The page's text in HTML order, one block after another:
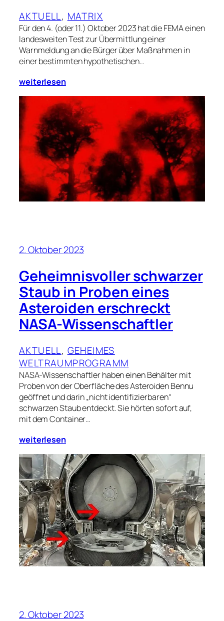
AKTUELL, MATRIX
Für den 4. (oder 11.) Oktober 2023 hat die FEMA einen
landesweiten Test zur Übermittlung einer
Warnmeldung an die Bürger über Maßnahmen in
einer bestimmten hypothetischen…
weiterlesen
2. Oktober 2023
Geheimnisvoller schwarzer
Staub in Proben eines
Asteroiden erschreckt
NASA-Wissenschaftler
AKTUELL, GEHEIMES
WELTRAUMPROGRAMM
NASA-Wissenschaftler haben einen Behälter mit
Proben von der Oberfläche des Asteroiden Bennu
geöffnet und darin „nicht identifizierbaren“
schwarzen Staub entdeckt. Sie hörten sofort auf,
mit dem Container…
weiterlesen
2. Oktober 2023